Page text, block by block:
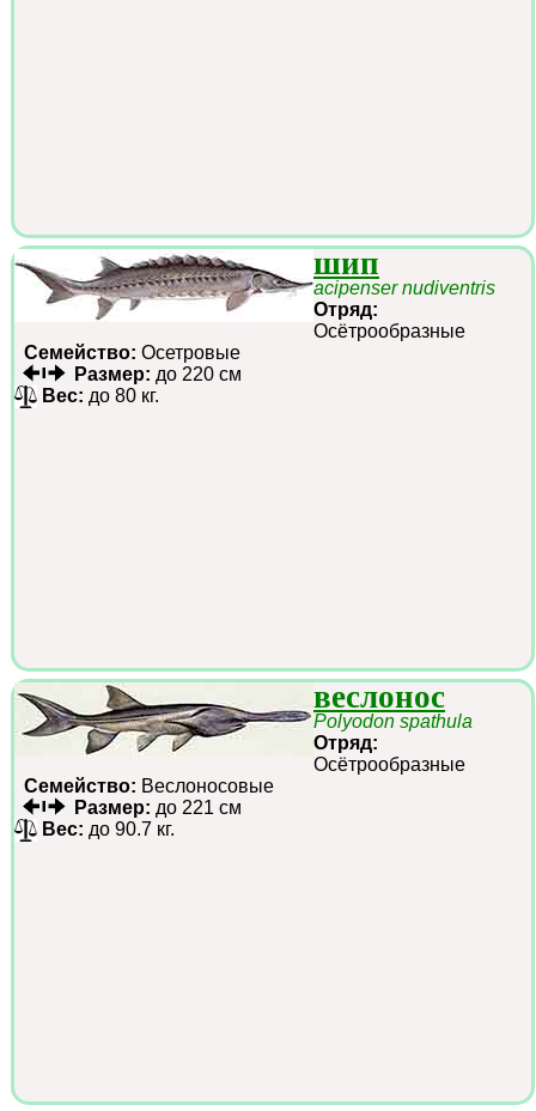
шип
acipenser nudiventris
Отряд:
Осётрообразные
Семейство: Осетровые
Размер: до 220 см
Вес: до 80 кг.
веслонос
Polyodon spathula
Отряд:
Осётрообразные
Семейство: Веслоносовые
Размер: до 221 см
Вес: до 90.7 кг.